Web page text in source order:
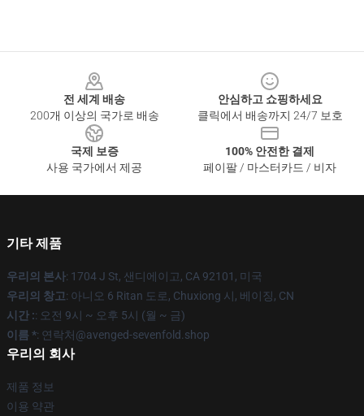
전 세계 배송
200개 이상의 국가로 배송
안심하고 쇼핑하세요
클릭에서 배송까지 24/7 보호
국제 보증
사용 국가에서 제공
100% 안전한 결제
페이팔 / 마스터카드 / 비자
기타 제품
우리의 본사: 1704 J St, 샌디에이고, CA 92101, 미국
우리의 창고: 아니오 6 Ritan 도로, Chuxiong 시, 베이징, CN
시간 :: 오전 9시 ~ 오후 5시 (월 ~ 금)
이름 *: 연락처@avenged-sevenfold.shop
우리의 회사
제품 정보
이용 약관